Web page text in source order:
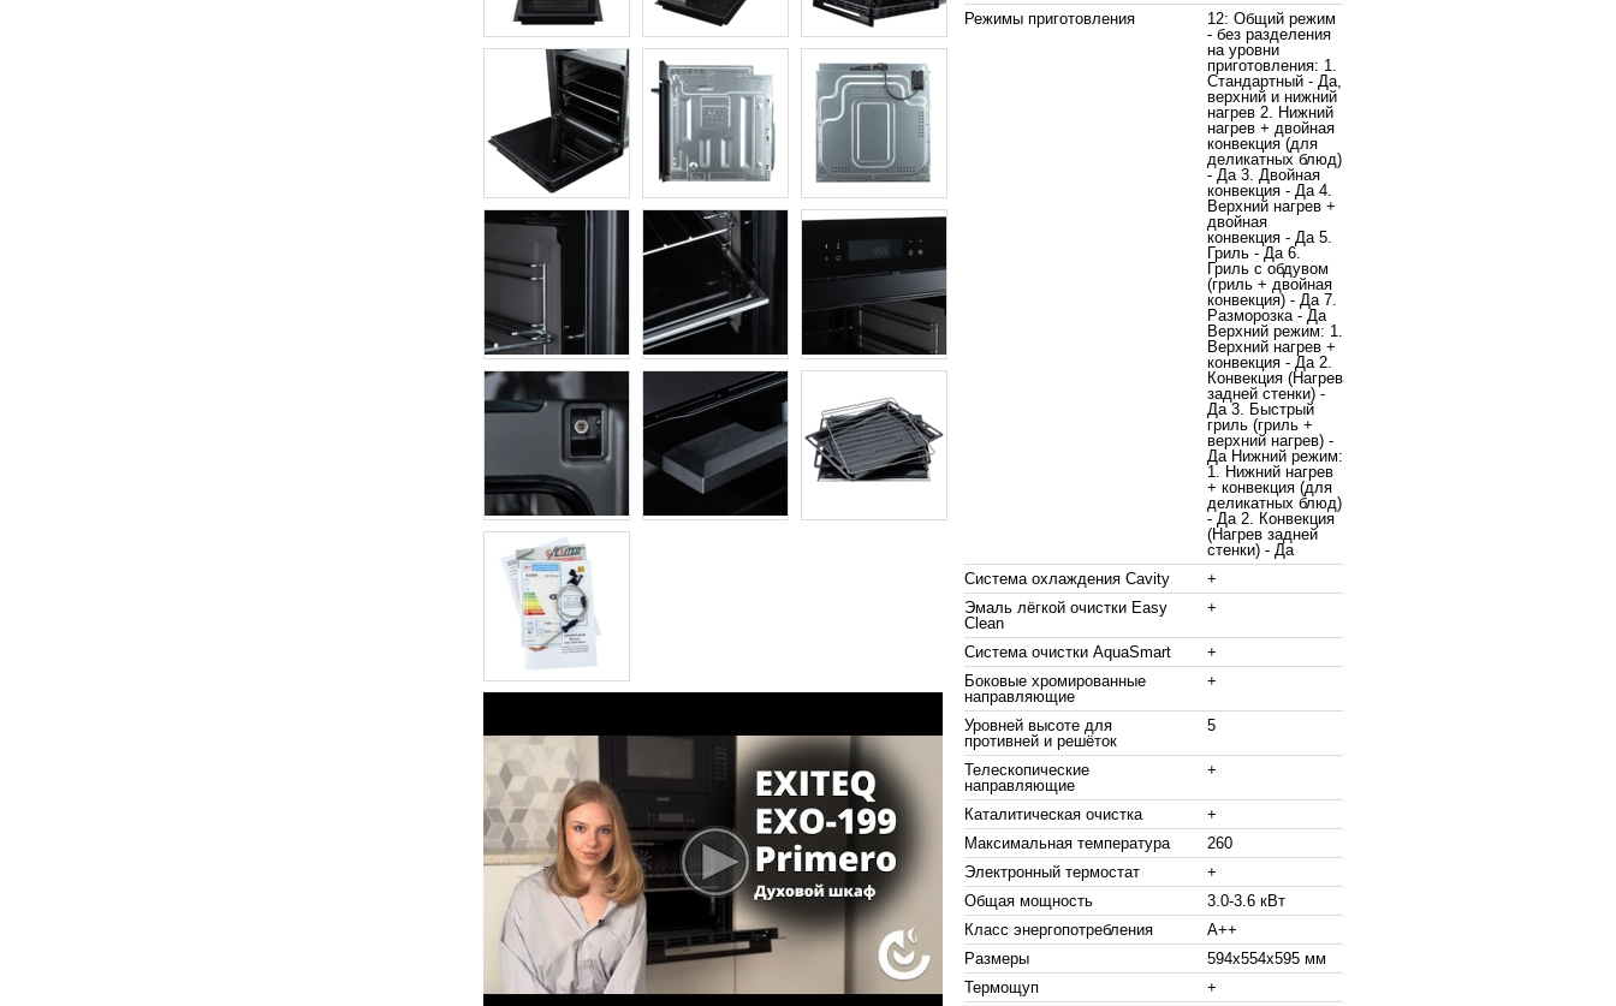
Режимы приготовления
12: Общий режим
- без разделения
на уровни
приготовления: 1.
Стандартный - Да,
верхний и нижний
нагрев 2. Нижний
нагрев + двойная
конвекция (для
деликатных блюд)
- Да 3. Двойная
конвекция - Да 4.
Верхний нагрев +
двойная
конвекция - Да 5.
Гриль - Да 6.
Гриль с обдувом
(гриль + двойная
конвекция) - Да 7.
Разморозка - Да
Верхний режим: 1.
Верхний нагрев +
конвекция - Да 2.
Конвекция (Нагрев
задней стенки) -
Да 3. Быстрый
гриль (гриль +
верхний нагрев) -
Да Нижний режим:
1. Нижний нагрев
+ конвекция (для
деликатных блюд)
- Да 2. Конвекция
(Нагрев задней
стенки) - Да
Система охлаждения Cavity
+
Эмаль лёгкой очистки Easy
Clean
+
Система очистки AquaSmart
+
Боковые хромированные
направляющие
+
Уровней высоте для
противней и решёток
5
Телескопические
направляющие
+
Каталитическая очистка
+
Максимальная температура
260
Электронный термостат
+
Общая мощность
3.0-3.6 кВт
Класс энергопотребления
A++
Размеры
594x554x595 мм
Термощуп
+